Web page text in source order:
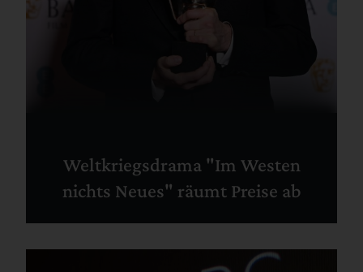
Weltkriegsdrama "Im Westen
nichts Neues" räumt Preise ab